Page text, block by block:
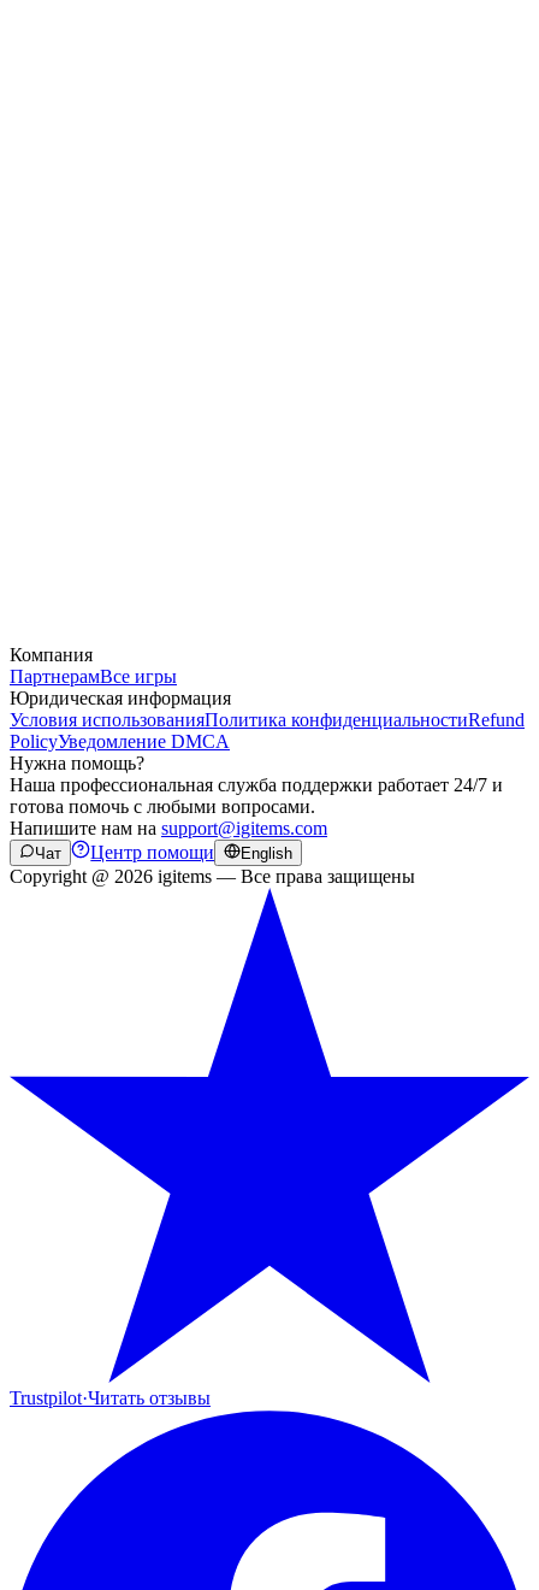
Компания
ПартнерамВсе игры
Юридическая информация
Условия использованияПолитика конфиденциальностиRefund
PolicyУведомление DMCA
Нужна помощь?
Наша профессиональная служба поддержки работает 24/7 и
готова помочь с любыми вопросами.
Напишите нам на support@igitems.com
Чат Центр помощи English
Copyright @ 2026 igitems — Все права защищены
Trustpilot·Читать отзывы